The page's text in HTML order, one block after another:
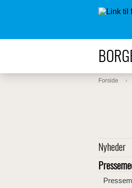
Forside
Nyheder